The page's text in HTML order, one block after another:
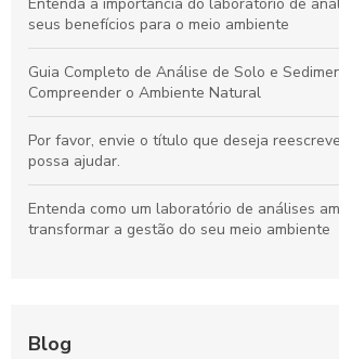
Entenda a importância do laboratório de
seus benefícios para o meio ambiente
Guia Completo de Análise de Solo e
Compreender o Ambiente Natural
Por favor, envie o título que deseja
possa ajudar.
Entenda como um laboratório de análises
transformar a gestão do seu meio ambiente
Blog